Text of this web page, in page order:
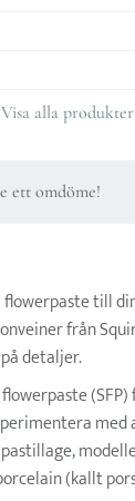
Visa alla
ett omdöme!
flowerpaste till
från
detaljer.
med
(kallt